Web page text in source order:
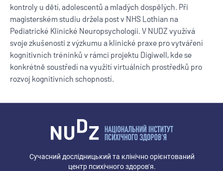
kontroly u dětí, adolescentů a mladých dospělých. Při
magisterském studiu držela post v NHS Lothian na
Pediatrické Klinické Neuropsychologii. V NUDZ využívá
svoje zkušenosti z výzkumu a klinické praxe pro vytváření
kognitivních tréninků v rámci projektu Digiwell, kde se
konkrétně soustředí na využití virtuálních prostředků pro
rozvoj kognitivních schopností.
Сучасний дослідницький та клінічно орієнтований
центр психічного здоров’я.